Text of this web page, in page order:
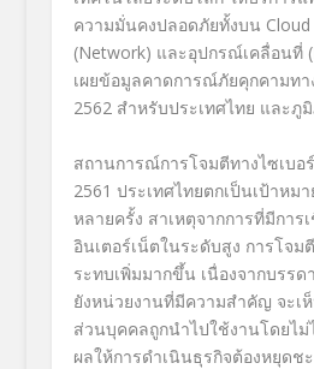
ความมั่นคงปลอดภัยทั้งบน Cloud
(Network) และอุปกรณ์เคลื่อนที่
เผยข้อมูลคาดการณ์ภัยคุกคามทา
2562 สำหรับประเทศไทย และภู
สถานการณ์การโจมตีทางไซเบอ
2561 ประเทศไทยตกเป็นเป้าหม
หลายครั้ง สาเหตุจากการที่มีการ
อินเตอร์เน็ตในระดับสูง การโจม
ระทบเพิ่มมากขึ้น เนื่องจากบรรด
ยังหน่วยงานที่มีความสำคัญ จะเ
ส่วนบุคคลถูกนำไปใช้งานโดยไ
ผลให้การดำเนินธุรกิจต้องหยุดช